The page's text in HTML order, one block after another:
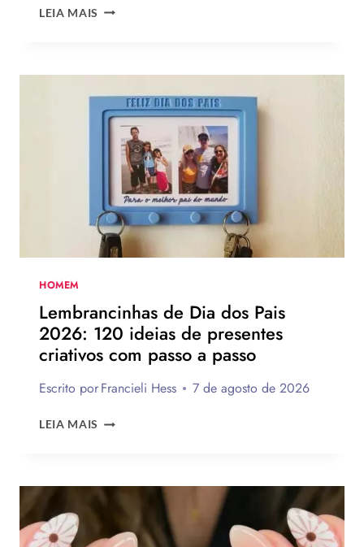
LEIA MAIS CESTA
DOS
PAIS:
MAIS
IDEIAS
INSPIRAR
A
MONTAR
PRESENTEAR
OU
VENDER!
HOMEM
Lembrancinhas de Dia dos Pais
2026: 120 ideias de presentes
criativos com passo a passo
Escrito porFrancieli Hess 7 de agosto de 2026
LEIA MAIS LEMBRANCINHAS
PAIS
2026:
IDEIAS